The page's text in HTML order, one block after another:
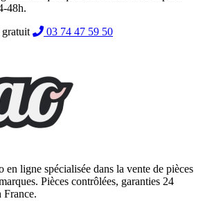
48h.
gratuit
03 74 47 59 50
en ligne spécialisée dans la vente de pièces
Pièces contrôlées, garanties 24
France.